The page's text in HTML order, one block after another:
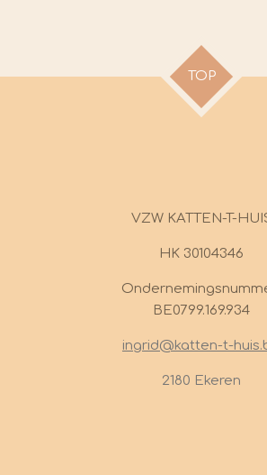
TOP
VZW KATTEN-T-
HK 30104346
BE0799.169.934
ingrid@katten-t-
2180 Ekeren